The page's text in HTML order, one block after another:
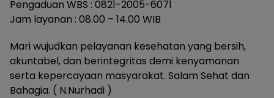
Pengaduan WBS : 0821-2005-6071
Jam layanan : 08.00 – 14.00 WIB
Mari wujudkan pelayanan kesehatan yang bersih,
akuntabel, dan berintegritas demi kenyamanan
serta kepercayaan masyarakat. Salam Sehat dan
Bahagia. ( N.Nurhadi )